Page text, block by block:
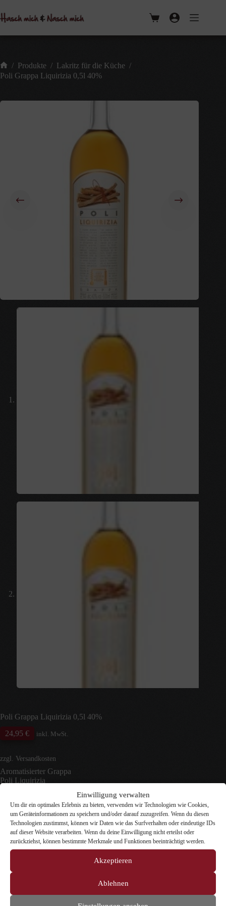
Einwilligung verwalten
Um dir ein optimales Erlebnis zu bieten, verwenden wir Technologien wie Cookies,
um Geräteinformationen zu speichern und/oder darauf zuzugreifen. Wenn du diesen
Technologien zustimmst, können wir Daten wie das Surfverhalten oder eindeutige IDs
auf dieser Website verarbeiten. Wenn du deine Einwilligung nicht erteilst oder
zurückziehst, können bestimmte Merkmale und Funktionen beeinträchtigt werden.
Akzeptieren
Ablehnen
Inhalt
springen
Warenkorb
Start
/ Produkte / Lakritz für die Küche /
Poli Grappa Liquirizia 0,5l 40%
Poli Grappa Liquirizia 0,5l 40%
24,95 € inkl. MwSt.
zzgl. Versandkosten
Aromatisierter Grappa
Poli Liquirizia
Glycyrrhiza Glabra , was “süße Wurzel
bedeutet, verweist bereits auf die Eigenschaften dieser
Pflanze.
Poli Distillerie
Schiavon, Via Marconi,
46 – Italia
Cod. Acc. Itoovia00019Q
Grappa
In den Warenkorb